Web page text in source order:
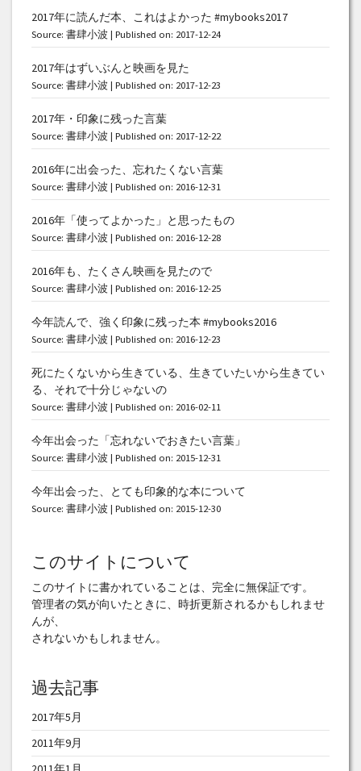
2017年に読んだ本、これはよかった #mybooks2017
Source: 書肆小波 Published on: 2017-12-24
2017年はずいぶんと映画を見た
Source: 書肆小波 Published on: 2017-12-23
2017年・印象に残った言葉
Source: 書肆小波 Published on: 2017-12-22
2016年に出会った、忘れたくない言葉
Source: 書肆小波 Published on: 2016-12-31
2016年「使ってよかった」と思ったもの
Source: 書肆小波 Published on: 2016-12-28
2016年も、たくさん映画を見たので
Source: 書肆小波 Published on: 2016-12-25
今年読んで、強く印象に残った本 #mybooks2016
Source: 書肆小波 Published on: 2016-12-23
死にたくないから生きている、生きていたいから生きてい
る、それで十分じゃないの
Source: 書肆小波 Published on: 2016-02-11
今年出会った「忘れないでおきたい言葉」
Source: 書肆小波 Published on: 2015-12-31
今年出会った、とても印象的な本について
Source: 書肆小波 Published on: 2015-12-30
このサイトについて
このサイトに書かれていることは、完全に無保証です。
管理者の気が向いたときに、時折更新されるかもしれませ
んが、
されないかもしれません。
過去記事
2017年5月
2011年9月